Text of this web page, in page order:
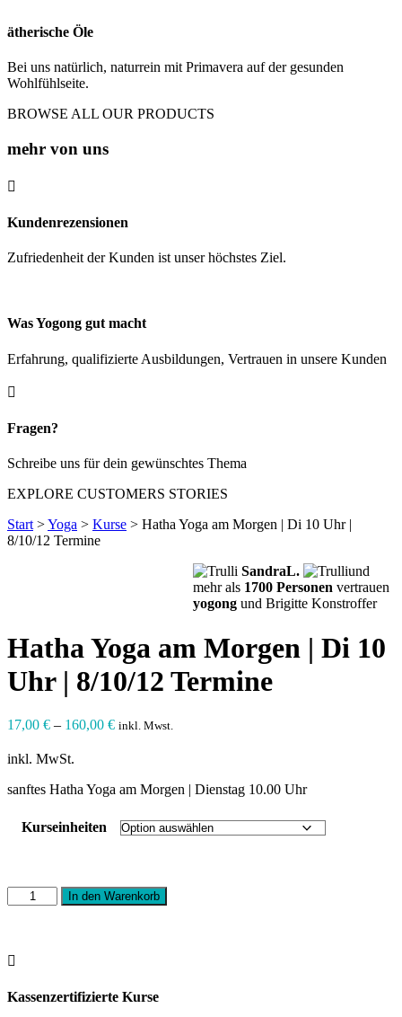
ätherische Öle
Bei uns natürlich, naturrein mit Primavera auf der gesunden
Wohlfühlseite.
BROWSE ALL OUR PRODUCTS
mehr von uns

Kundenrezensionen
Zufriedenheit der Kunden ist unser höchstes Ziel.
Was Yogong gut macht
Erfahrung, qualifizierte Ausbildungen, Vertrauen in unsere Kunden

Fragen?
Schreibe uns für dein gewünschtes Thema
EXPLORE CUSTOMERS STORIES
Start >Yoga > Kurse > Hatha Yoga am Morgen | Di 10 Uhr |
8/10/12 Termine
SandraL.
und
mehr als 1700 Personenvertrauen
yogongund Brigitte Konstroffer
Hatha Yoga am Morgen | Di 10
Uhr | 8/10/12 Termine
17,00 € – 160,00 € inkl. Mwst.
inkl. MwSt.
sanftes Hatha Yoga am Morgen | Dienstag 10.00 Uhr
Kurseinheiten
Hatha
Yoga
|
10
Uhr
In den Warenkorb

Kassenzertifizierte Kurse